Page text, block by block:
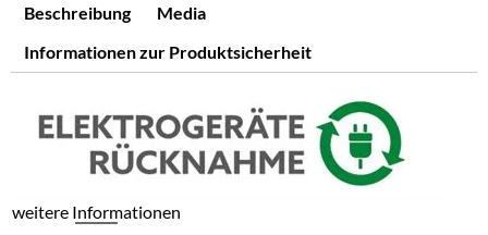
Beschreibung
Media
Informationen zur Produktsicherheit
weitere Informationen